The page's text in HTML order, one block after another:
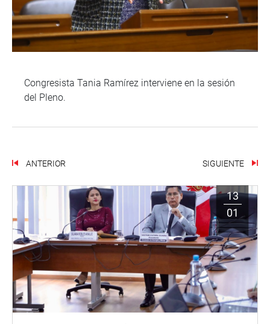
Congresista Tania Ramírez interviene en la sesión
del Pleno.
ANTERIOR SIGUIENTE
13
01